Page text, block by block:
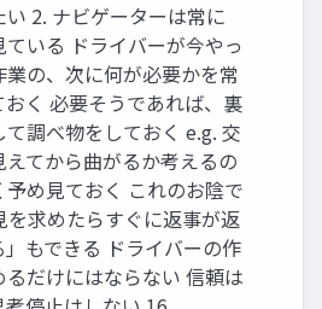
い 2. ナビゲーターは常に
ている ドライバーが今やっ
業の、次に何が必要かを常
おく 必要そうであれば、裏
て調べ物をしておく e.g. 交
えてから曲がるか考えるの
予め見ておく これのお陰で
を求めたらすぐに返事が返
」もできる ドライバーの作
るだけにはならない 信頼は